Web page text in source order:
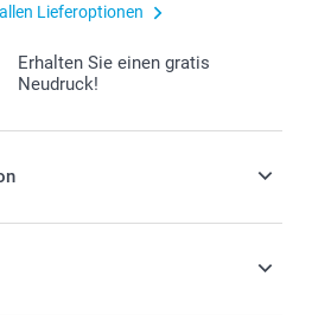
Lieferoptionen
Erhalten Sie einen gratis
Neudruck!
in EURO (€) inkl. MwSt. und zzgl.